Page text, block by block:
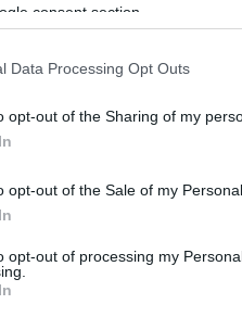
consent section.
Data Processing Opt Outs
opt-out of the Sharing of my
opt-out of the Sale of my Personal
opt-out of processing my
Madáchban
Színház. A Gyárfás
szereplőgárdát